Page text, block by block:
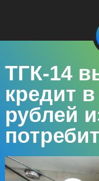
ТГК-14
кредит
рублей